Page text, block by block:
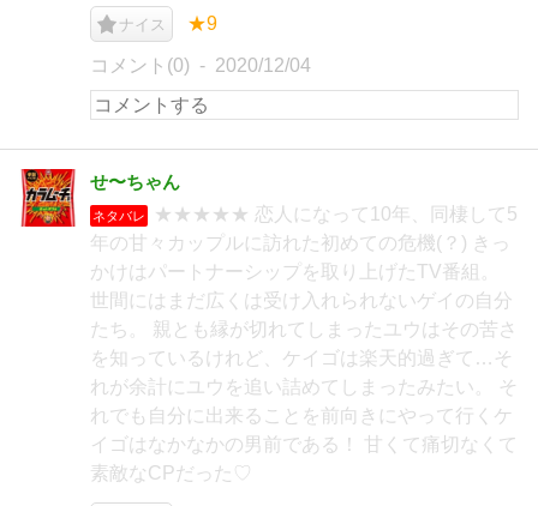
ナイス ★9
コメント(0) 2020/12/04
せ〜ちゃん
ネタバレ
★★★★★ 恋人になって10年、同棲して5
年の甘々カップルに訪れた初めての危機(？) きっ
かけはパートナーシップを取り上げたTV番組。
世間にはまだ広くは受け入れられないゲイの自分
たち。 親とも縁が切れてしまったユウはその苦さ
を知っているけれど、ケイゴは楽天的過ぎて…そ
れが余計にユウを追い詰めてしまったみたい。 そ
れでも自分に出来ることを前向きにやって行くケ
イゴはなかなかの男前である！ 甘くて痛切なくて
素敵なCPだった♡